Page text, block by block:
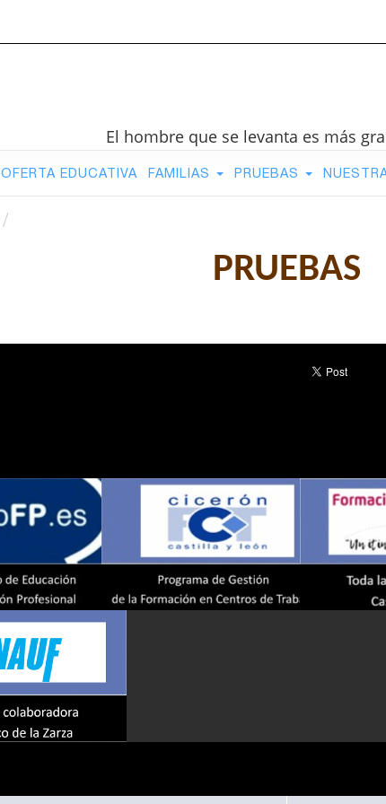
El hombre que se levanta es más
OFERTA EDUCATIVA FAMILIAS PRUEBAS
PRUEBAS